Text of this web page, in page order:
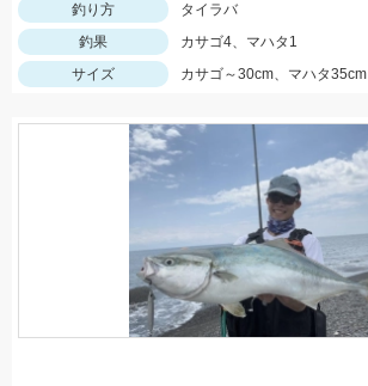
釣り方
タイラバ
釣果
カサゴ4、マハタ1
サイズ
カサゴ～30cm、マハタ35cm